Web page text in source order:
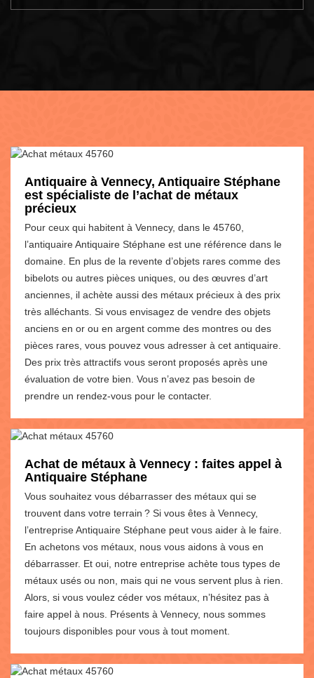
Antiquaire à Vennecy, Antiquaire Stéphane
est spécialiste de l’achat de métaux
précieux
Pour ceux qui habitent à Vennecy, dans le 45760,
l’antiquaire Antiquaire Stéphane est une référence dans le
domaine. En plus de la revente d’objets rares comme des
bibelots ou autres pièces uniques, ou des œuvres d’art
anciennes, il achète aussi des métaux précieux à des prix
très alléchants. Si vous envisagez de vendre des objets
anciens en or ou en argent comme des montres ou des
pièces rares, vous pouvez vous adresser à cet antiquaire.
Des prix très attractifs vous seront proposés après une
évaluation de votre bien. Vous n’avez pas besoin de
prendre un rendez-vous pour le contacter.
Achat de métaux à Vennecy : faites appel à
Antiquaire Stéphane
Vous souhaitez vous débarrasser des métaux qui se
trouvent dans votre terrain ? Si vous êtes à Vennecy,
l’entreprise Antiquaire Stéphane peut vous aider à le faire.
En achetons vos métaux, nous vous aidons à vous en
débarrasser. Et oui, notre entreprise achète tous types de
métaux usés ou non, mais qui ne vous servent plus à rien.
Alors, si vous voulez céder vos métaux, n’hésitez pas à
faire appel à nous. Présents à Vennecy, nous sommes
toujours disponibles pour vous à tout moment.